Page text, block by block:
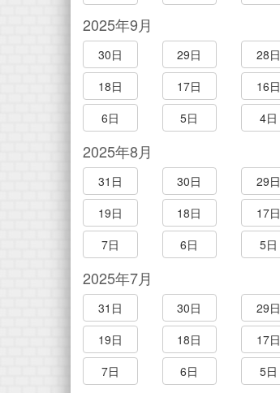
2025年9月
30日 29日 28日
18日
17日 16日
6日
5日 4日
2025年8月
31日 30日 29日
19日
18日 17日
7日
6日 5日
2025年7月
31日 30日 29日
19日
18日 17日
7日
6日 5日